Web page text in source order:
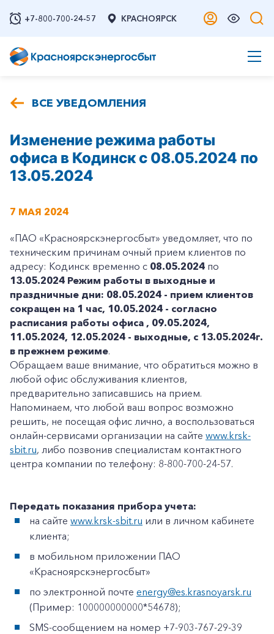
+7-800-700-24-57 КРАСНОЯРСК
ВСЕ УВЕДОМЛЕНИЯ
Изменение режима работы
офиса в Кодинск с 08.05.2024 по
13.05.2024
7 МАЯ 2024
«ПАО «Красноярскэнергосбыт» уведомляет, что по
техническим причинам очный прием клиентов по
адресу: Кодинск временно с 08.05.2024 по
13.05.2024 Режим работы в выходные и
праздничные дни: 08.05.2024 - прием клиентов
сокращен на 1 час, 10.05.2024 - согласно
расписания работы офиса , 09.05.2024,
11.05.2024, 12.05.2024 - выходные, с 13.05.2024г.
в прежнем режиме.
Обращаем ваше внимание, что обратиться можно в
любой офис обслуживания клиентов,
предварительно записавшись на прием.
Напоминаем, что любой ваш вопрос возможно
решить, не посещая офис лично, а воспользоваться
онлайн-сервисами организации на сайте www.krsk-
sbit.ru, либо позвонив специалистам контактного
центра компании по телефону: 8-800-700-24-57.
Передать показания прибора учета:
на сайте www.krsk-sbit.ru или в личном кабинете
клиента;
в мобильном приложении ПАО
«Красноярскэнергосбыт»
по электронной почте energy@es.krasnoyarsk.ru
(Пример: 100000000000*54678);
SMS-сообщением на номер +7-903-767-29-39